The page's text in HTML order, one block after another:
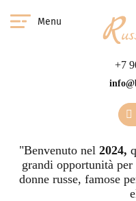
Menu
+7
"Benvenuto nel 2024,
grandi opportunità
donne russe, famose